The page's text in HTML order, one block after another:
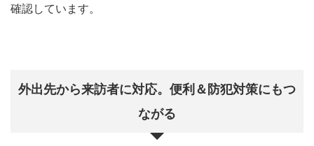
確認しています。
外出先から来訪者に対応。便利＆防犯対策にもつ
ながる